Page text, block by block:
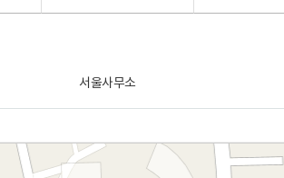
서울사무소